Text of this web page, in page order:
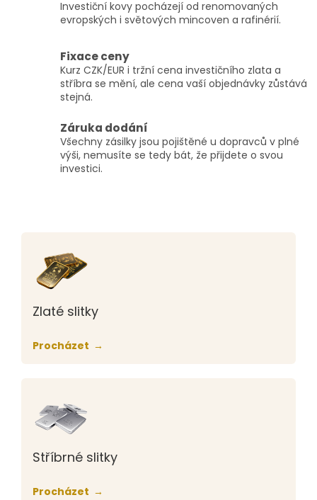
Investiční kovy pocházejí od renomovaných
evropských i světových mincoven a rafinérií.
Fixace ceny
Kurz CZK/EUR i tržní cena investičního zlata a
stříbra se mění, ale cena vaší objednávky zůstává
stejná.
Záruka dodání
Všechny zásilky jsou pojištěné u dopravců v plné
výši, nemusíte se tedy bát, že přijdete o svou
investici.
Zlaté slitky
Procházet
Stříbrné slitky
Procházet